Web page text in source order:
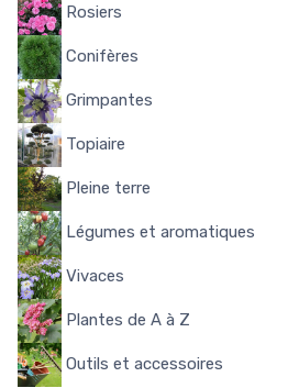
Rosiers
Conifères
Grimpantes
Topiaire
Pleine terre
Légumes et aromatiques
Vivaces
Plantes de A à Z
Outils et accessoires